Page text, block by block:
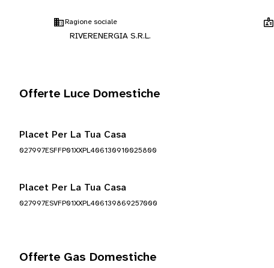
Ragione sociale
RIVERENERGIA S.R.L.
Offerte Luce Domestiche
Placet Per La Tua Casa
027997ESFFP01XXPL406130910025800
Placet Per La Tua Casa
027997ESVFP01XXPL406139869257000
Offerte Gas Domestiche